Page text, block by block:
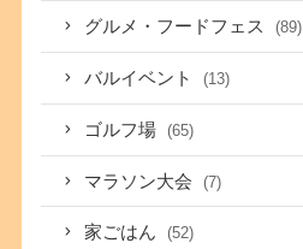
グルメ・フードフェス (89)
バルイベント (13)
ゴルフ場 (65)
マラソン大会 (7)
家ごはん (52)